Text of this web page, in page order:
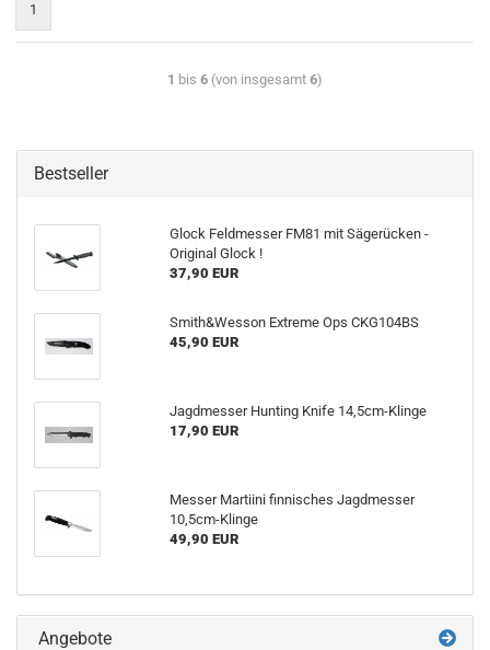
1
1 bis 6 (von insgesamt 6)
Bestseller
Glock Feldmesser FM81 mit Sägerücken -
Original Glock !
37,90 EUR
Smith&Wesson Extreme Ops CKG104BS
45,90 EUR
Jagdmesser Hunting Knife 14,5cm-Klinge
17,90 EUR
Messer Martiini finnisches Jagdmesser
10,5cm-Klinge
49,90 EUR
Angebote